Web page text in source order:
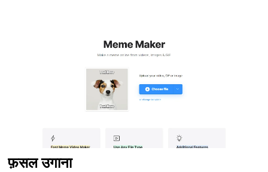
फ़सल उगाना